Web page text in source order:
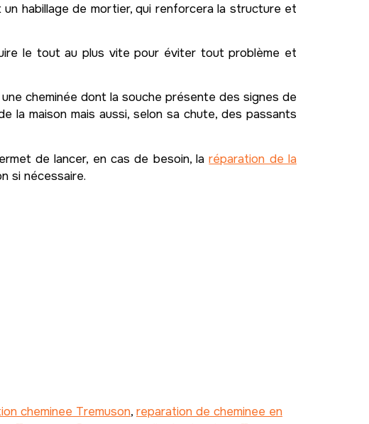
habillage de mortier, qui renforcera la structure et
le tout au plus vite pour éviter tout problème et
cheminée dont la souche présente des signes de
la maison mais aussi, selon sa chute, des passants
de lancer, en cas de besoin, laréparation de la
si nécessaire.
cheminee Tremuson, reparation de cheminee en